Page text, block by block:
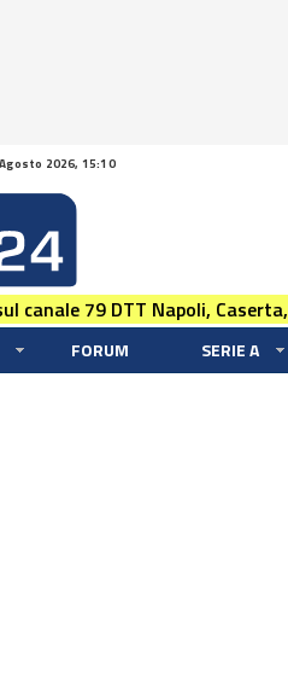
2026, 15:10
canale 79 DTT Napoli,
FORUM SERIE A